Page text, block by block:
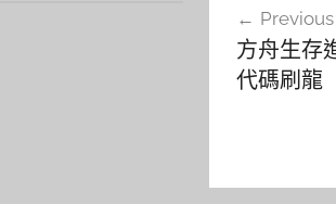
方舟生存
代碼刷龍